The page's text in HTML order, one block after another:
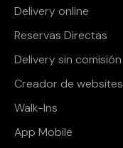
Delivery online
Reservas Directas
Delivery sin comisión
Creador de websites
Walk-Ins
App Mobile